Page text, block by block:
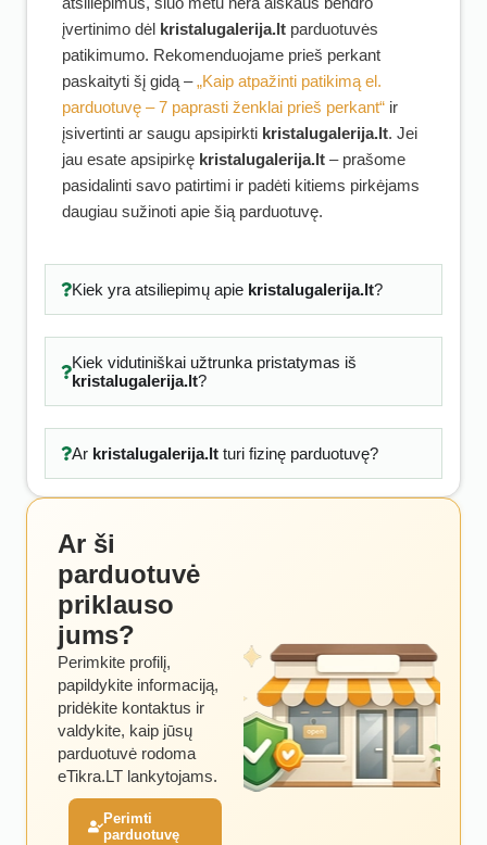
įvertinimo dėl kristalugalerija.lt parduotuvės
patikimumo. Rekomenduojame prieš perkant
paskaityti šį gidą –„Kaip atpažinti patikimą el.
parduotuvę – 7 paprasti ženklai prieš perkant“ ir
įsivertinti ar saugu apsipirkti kristalugalerija.lt. Jei
jau esate apsipirkę kristalugalerija.lt – prašome
pasidalinti savo patirtimi ir padėti kitiems pirkėjams
daugiau sužinoti apie šią parduotuvę.
Kiek yra atsiliepimų apie kristalugalerija.lt?
Kiek vidutiniškai užtrunka pristatymas iš
kristalugalerija.lt?
Ar kristalugalerija.ltturi fizinę parduotuvę?
Ar ši
parduotuvė
priklauso
jums?
Perimkite profilį,
papildykite informaciją,
pridėkite kontaktus ir
valdykite, kaip jūsų
parduotuvė rodoma
eTikra.LT lankytojams.
Perimti
parduotuvę